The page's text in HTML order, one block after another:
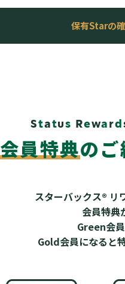
保有Starの
Status Rewa rd
会員特典の
スターバックス® リ
会員特典
Green会員
Gold会員になると